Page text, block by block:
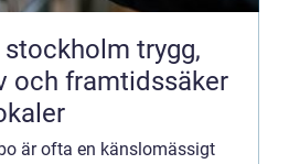
trygg,
och framtidssäker
är ofta en känslomässigt